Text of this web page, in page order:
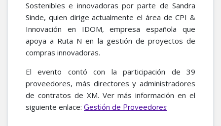
Sostenibles e innovadoras por parte de Sandra
Sinde, quien dirige actualmente el área de CPI &
Innovación en IDOM, empresa española que
apoya a Ruta N en la gestión de proyectos de
compras innovadoras.
El evento contó con la participación de 39
proveedores, más directores y administradores
de contratos de XM​. Ver más información en el
siguiente enlace: Gestión de Proveedores